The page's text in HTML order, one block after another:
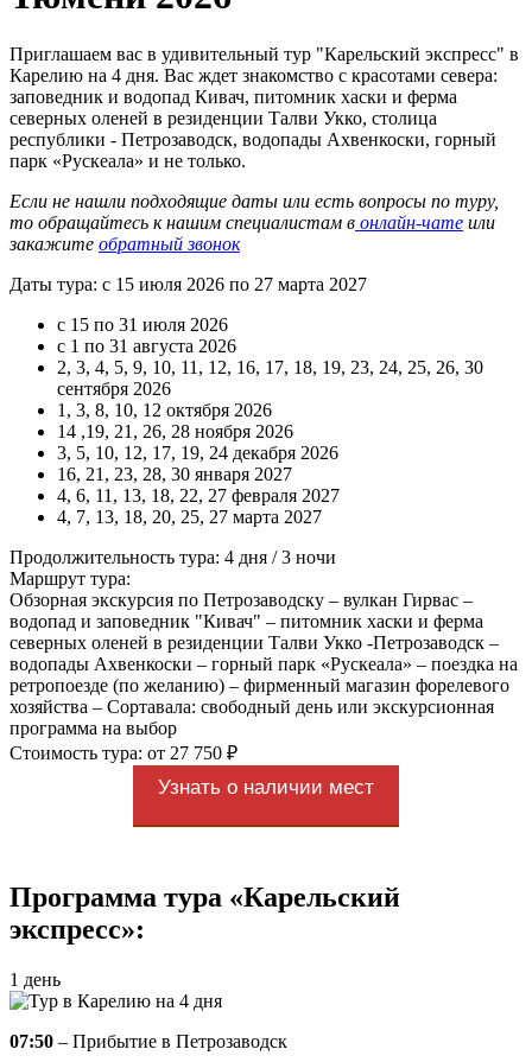
Приглашаем вас в удивительный тур "Карельский экспресс" в
Карелию на 4 дня. Вас ждет знакомство с красотами севера:
заповедник и водопад Кивач, питомник хаски и ферма
северных оленей в резиденции Талви Укко, столица
республики - Петрозаводск, водопады Ахвенкоски, горный
парк «Рускеала» и не только.
Если не нашли подходящие даты или есть вопросы по туру,
то обращайтесь к нашим специалистам в онлайн-чате или
закажите обратный звонок
Даты тура: с 15 июля 2026 по 27 марта 2027
с 15 по 31 июля 2026
с 1 по 31 августа 2026
2, 3, 4, 5, 9, 10, 11, 12, 16, 17, 18, 19, 23, 24, 25, 26, 30
сентября 2026
1, 3, 8, 10, 12 октября 2026
14 ,19, 21, 26, 28 ноября 2026
3, 5, 10, 12, 17, 19, 24 декабря 2026
16, 21, 23, 28, 30 января 2027
4, 6, 11, 13, 18, 22, 27 февраля 2027
4, 7, 13, 18, 20, 25, 27 марта 2027
Продолжительность тура: 4 дня / 3 ночи
Маршрут тура:
Обзорная экскурсия по Петрозаводску – вулкан Гирвас –
водопад и заповедник "Кивач" – питомник хаски и ферма
северных оленей в резиденции Талви Укко -Петрозаводск –
водопады Ахвенкоски – горный парк «Рускеала» – поездка на
ретропоезде (по желанию) – фирменный магазин форелевого
хозяйства – Сортавала: свободный день или экскурсионная
программа на выбор
Стоимость тура: от 27 750 ₽
Узнать о наличии мест
Программа тура «Карельский
экспресс»:
1 день
07:50 – Прибытие в Петрозаводск